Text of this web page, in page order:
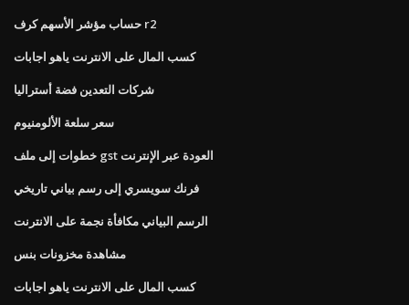
حساب مؤشر الأسهم كرف r2
كسب المال على الانترنت ياهو اجابات
شركات التعدين فضة أستراليا
سعر سلعة الألومنيوم
خطوات إلى ملف gst العودة عبر الإنترنت
فرنك سويسري إلى رسم بياني تاريخي
الرسم البياني مكافأة نجمة على الانترنت
مشاهدة مخزونات بنس
كسب المال على الانترنت ياهو اجابات